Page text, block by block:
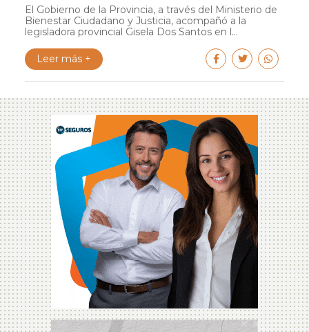
El Gobierno de la Provincia, a través del Ministerio de
Bienestar Ciudadano y Justicia, acompañó a la
legisladora provincial Gisela Dos Santos en l...
Leer más +